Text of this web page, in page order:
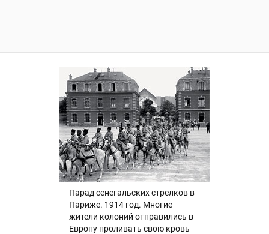
Парад сенегальских стрелков в
Париже. 1914 год. Многие
жители колоний отправились в
Европу проливать свою кровь